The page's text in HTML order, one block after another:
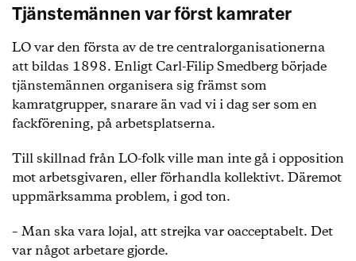
Tjänstemännen var först kamrater
LO var den första av de tre centralorganisationerna
att bildas 1898. Enligt Carl-Filip Smedberg började
tjänstemännen organisera sig främst som
kamratgrupper, snarare än vad vi i dag ser som en
fackförening, på arbetsplatserna.
Till skillnad från LO-folk ville man inte gå i opposition
mot arbetsgivaren, eller förhandla kollektivt. Däremot
uppmärksamma problem, i god ton.
– Man ska vara lojal, att strejka var oacceptabelt. Det
var något arbetare gjorde.